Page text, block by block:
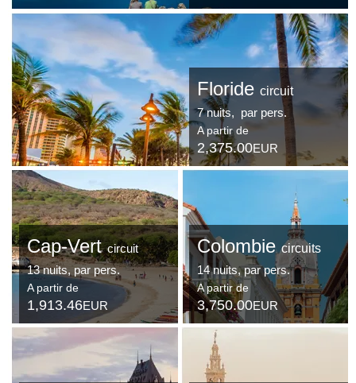
Floride circuit
7 nuits, par pers.
A partir de
2,375.00EUR
Cap-Vertcircuit
13 nuits, par pers.
A partir de
1,913.46EUR
Colombie circuits
14 nuits, par pers.
A partir de
3,750.00EUR